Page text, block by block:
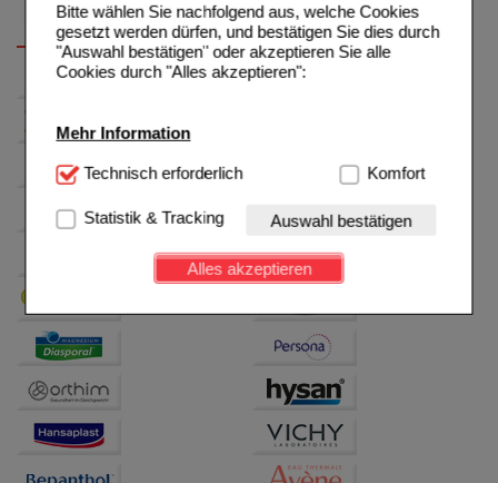
Bitte wählen Sie nachfolgend aus, welche Cookies
gesetzt werden dürfen, und bestätigen Sie dies durch
"Auswahl bestätigen" oder akzeptieren Sie alle
Cookies durch "Alles akzeptieren":
Mehr Information
Technisch Notwendig:Hierbei handelt es sich um
Website notwendig sind (z.B. Navigation, Warenkorb,
Kundenkonto), weshalb auf diese nicht verzichtet
werden kann.
Einkaufserlebnis noch ansprechender zu gestalten,
beispielsweise für die Wiedererkennung des
Besuchers oder unsere Seite an bevorzugte
anzupassen. Komfort-Cookies ermöglichen es uns
anzuzeigen und unser Partnerprogramm zu
betreiben.
Technisch erforderlich Komfort
Statistik & Tracking Auswahl bestätigen
Alles akzeptieren